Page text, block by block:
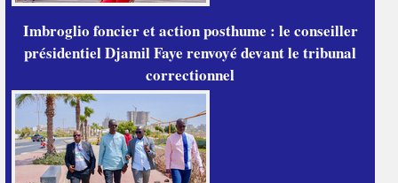
Imbroglio foncier et action posthume : le conseiller
présidentiel Djamil Faye renvoyé devant le tribunal
correctionnel